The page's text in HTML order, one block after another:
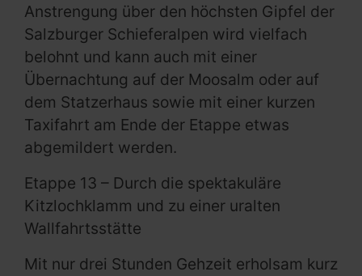
Anstrengung über den höchsten Gipfel der
Salzburger Schieferalpen wird vielfach
belohnt und kann auch mit einer
Übernachtung auf der Moosalm oder auf
dem Statzerhaus sowie mit einer kurzen
Taxifahrt am Ende der Etappe etwas
abgemildert werden.
Etappe 13 – Durch die spektakuläre
Kitzlochklamm und zu einer uralten
Wallfahrtsstätte
Mit nur drei Stunden Gehzeit erholsam kurz